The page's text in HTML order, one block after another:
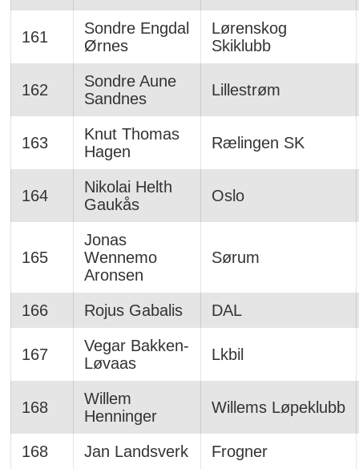
161
Sondre Engdal
Ørnes
Lørenskog
Skiklubb
162
Sondre Aune
Sandnes
Lillestrøm
163
Knut Thomas
Hagen
Rælingen SK
164
Nikolai Helth
Gaukås
Oslo
165
Jonas
Wennemo
Aronsen
Sørum
166 Rojus Gabalis DAL
167
Vegar Bakken-
Løvaas
Lkbil
168
Willem
Henninger
Willems Løpeklubb
168 Jan Landsverk Frogner